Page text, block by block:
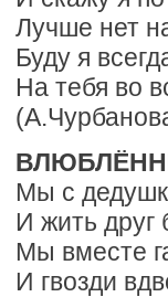
Лучше нет
Буду я
На тебя во
Мы с
И жить друг
Мы вместе
И гвозди